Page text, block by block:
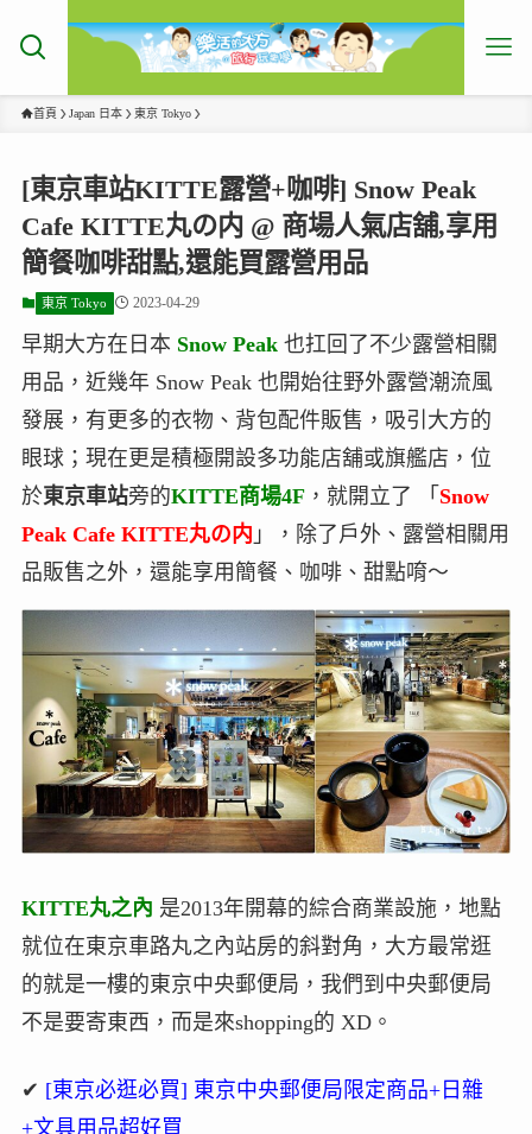
首頁 Japan 日本 東京 Tokyo
[東京車站KITTE露營+咖啡] Snow Peak
Cafe KITTE丸の内 @ 商場人氣店舖,享用
簡餐咖啡甜點,還能買露營用品
東京 Tokyo 2023-04-29
早期大方在日本 Snow Peak也扛回了不少露營相關
用品，近幾年 Snow Peak 也開始往野外露營潮流風
發展，有更多的衣物、背包配件販售，吸引大方的
眼球；現在更是積極開設多功能店舖或旗艦店，位
於東京車站旁的KITTE商場4F，就開立了 「 Snow
Peak Cafe KITTE丸の内 」，除了戶外、露營相關用
品販售之外，還能享用簡餐、咖啡、甜點唷～
KITTE丸之內 是2013年開幕的綜合商業設施，地點
就位在東京車路丸之內站房的斜對角，大方最常逛
的就是一樓的東京中央郵便局，我們到中央郵便局
不是要寄東西，而是來shopping的 XD。
✔ [東京必逛必買] 東京中央郵便局限定商品+日雜
+文具用品超好買